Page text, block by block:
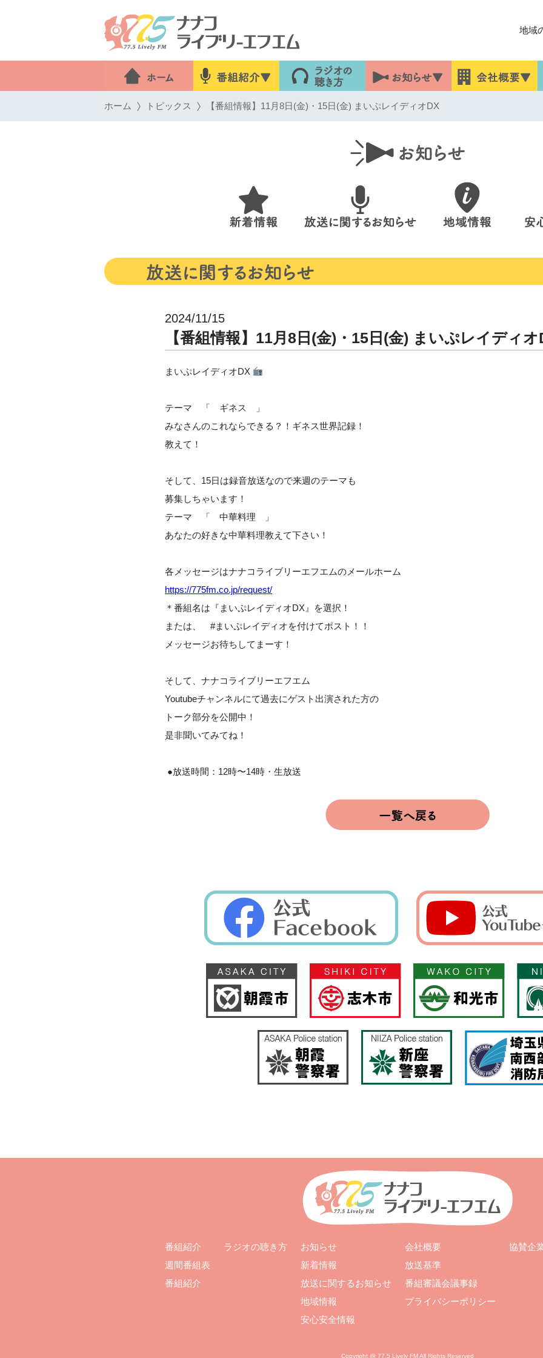
地域
ホーム トピックス 【番組情報】11月8日(金)・15日(金) まいぷレイディオDX
2024/11/15
【番組情報】11月8日(金)・15日(金) まいぷレイディオ
まいぷレイディオDX
テーマ 「 ギネス 」
みなさんのこれならできる？！ギネス世界記録！
教えて！
そして、15日は録音放送なので来週のテーマも
募集しちゃいます！
テーマ 「 中華料理 」
あなたの好きな中華料理教えて下さい！
各メッセージはナナコライブリーエフエムのメールホーム
https://775fm.co.jp/request/
＊番組名は『まいぷレイディオDX』を選択！
または、 #まいぷレイディオを付けてポスト！！
メッセージお待ちしてまーす！
そして、ナナコライブリーエフエム
Youtubeチャンネルにて過去にゲスト出演された方の
トーク部分を公開中！
是非聞いてみてね！
●放送時間：12時〜14時・生放送
番組紹介
週間番組表
番組紹介
ラジオの聴き方 お知らせ
新着情報
放送に関するお知らせ
地域情報
安心安全情報
会社概要
放送基準
番組審議会議事録
プライバシーポリシー
協賛企
Copyright @ 77.5 Lively FM All Rights Reserved